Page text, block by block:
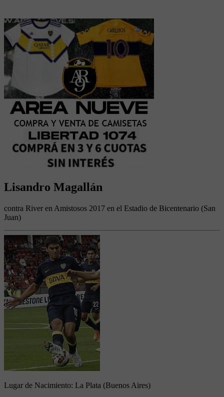
Lisandro Magallán
contra River en Amistosos 2017 en el Estadio de Bicentenario (San
Juan)
Lugar de Nacimiento: La Plata (Buenos Aires)